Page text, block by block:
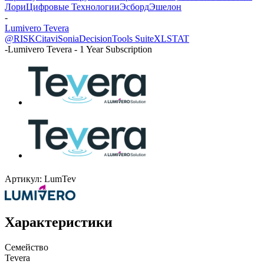
ЛориЦифровые ТехнологииЭсбордЭшелон
-
Lumivero Tevera
@RISKCitaviSoniaDecisionTools SuiteXLSTAT
-Lumivero Tevera - 1 Year Subscription
Артикул: LumTev
Характеристики
Семейство
Tevera